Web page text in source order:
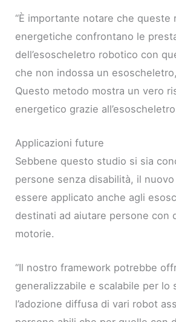
“È importante notare che queste
energetiche confrontano le
dell’esoscheletro robotico con
che non indossa un
Questo metodo mostra un vero
energetico grazie
Applicazioni future
Sebbene questo studio si sia
persone senza disabilità, il
essere applicato anche agli
destinati ad aiutare persone con
motorie.
“Il nostro framework potrebbe
generalizzabile e scalabile per lo
l’adozione diffusa di vari robot